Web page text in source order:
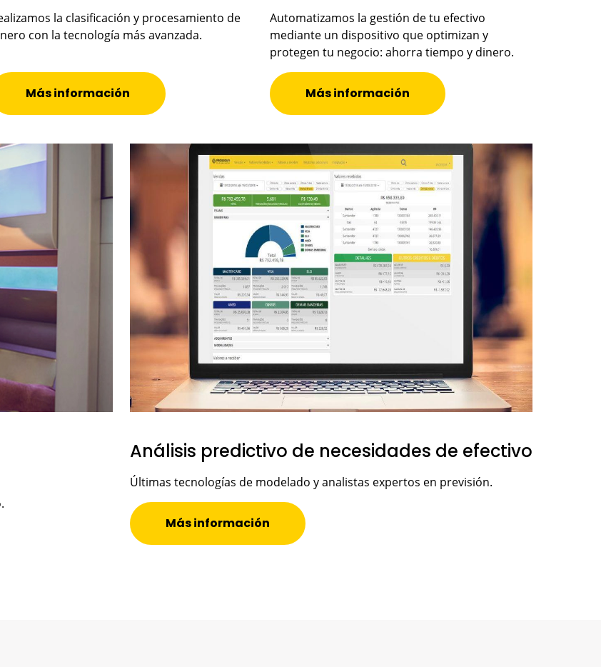
la clasificación y procesamiento de
con la tecnología más avanzada.
Más información
Automatizamos la gestión de tu efectivo
mediante un dispositivo que optimizan y
protegen tu negocio: ahorra tiempo y dinero.
Más información
Análisis predictivo de necesidades de efectivo
Últimas tecnologías de modelado y analistas expertos en previsión.
Más información